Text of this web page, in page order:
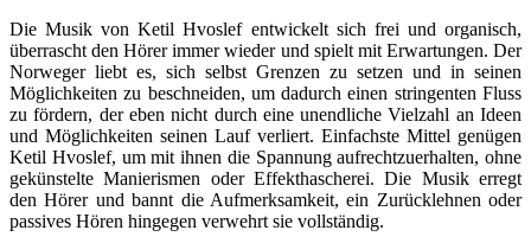
Die Musik von Ketil Hvoslef entwickelt sich frei und organisch,
überrascht den Hörer immer wieder und spielt mit Erwartungen. Der
Norweger liebt es, sich selbst Grenzen zu setzen und in seinen
Möglichkeiten zu beschneiden, um dadurch einen stringenten Fluss
zu fördern, der eben nicht durch eine unendliche Vielzahl an Ideen
und Möglichkeiten seinen Lauf verliert. Einfachste Mittel genügen
Ketil Hvoslef, um mit ihnen die Spannung aufrechtzuerhalten, ohne
gekünstelte Manierismen oder Effekthascherei. Die Musik erregt
den Hörer und bannt die Aufmerksamkeit, ein Zurücklehnen oder
passives Hören hingegen verwehrt sie vollständig.